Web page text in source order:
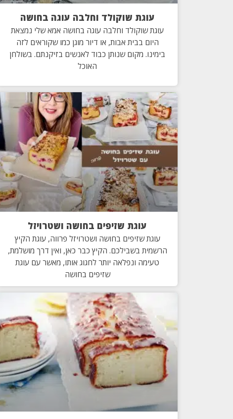
עוגת שוקולד וחלבה עוגה בחושה
עוגת שוקולד וחלבה עוגה בחושה אמא שלי נמצאת
היום בבית אבות, או דיור מוגן כמו שקוראים לזה
בימינו. מקום שנותן כבוד לאנשים בזיקנתם. בשולחן
האוכל
עוגת שזיפים בחושה ושטרויזל
עוגת שזיפים בחושה ושטרויזל פרווה, עוגת הקיץ
הרשמית בשבילכם. הקיץ כבר כאן, ואין דרך מושלמת,
טעימה ונפלאה יותר לחגוג אותו, מאשר עם עוגת
שזיפים בחושה